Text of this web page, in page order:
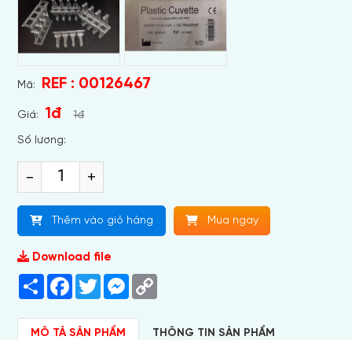
Mã: REF : 00126467
Giá: 1đ 1đ
Số lương:
- +
Thêm vào giỏ hàng Mua ngay
Download file
Share Facebook
TwitterMessenger
MÔ TẢ SẢN PHẨM THÔNG TIN SẢN PHẨM